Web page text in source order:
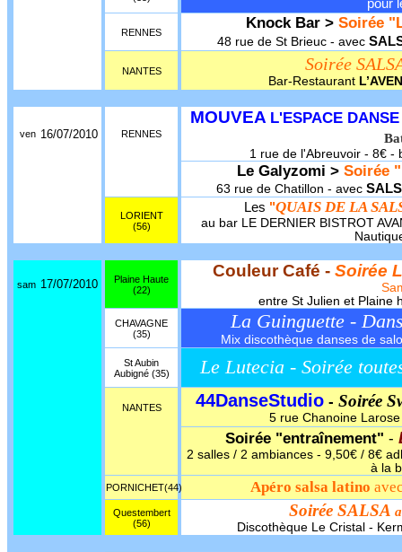
pour
RENNES
Knock Bar > Soirée
48 rue de St Brieuc - avec
NANTES Soirée
Bar-Restaurant
ven 16/07/2010 RENNES
MOUVEA L'ESPACE DANSE
1 rue de l'Abreuvoir - 8€ -
Le Galyzomi > Soirée
63 rue de Chatillon - avec
LORIENT
(56)
Les "QUAIS DE LA
au bar LE DERNIER BISTROT
sam 17/07/2010
Plaine Haute
(22)
Couleur Café - Soirée
entre St Julien et Plaine
CHAVAGNE
(35)
La Guinguette -
Mix discothèque danses de
St Aubin
Aubigné (35)
Le Lutecia - Soirée
NANTES 44DanseStudio - Soirée
5 rue Chanoine
Soirée "entraînement" -
2 salles / 2 ambiances - 9,50€ / 8€
à la
PORNICHET(44) Apéro salsa latino
Questembert
(56)
Soirée SALSA
Discothèque Le Cristal -